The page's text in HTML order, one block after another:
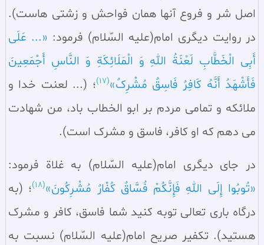
اصل شر و فروع آنها همان فواحش و زشتی‌ هاست).
در روایت دیگری امام(علیه السّلام) فرمود: «... عَلَی
أَبِی الْخَطَّابِ لَعْنَةُ اللهِ وَ الْمَلَائِکَةِ وَ النَّاسِ أَجْمَعِینَ
فَأَشْهَدُ أَنَّهُ کَافِرٌ فَاسِقٌ مُشْرِکٌ»(17)
؛ (... لعنت خدا و
ملائکه و تمامی مردم بر ابو الخطاب باد، من شهادت
می‌ دهم که او کافر، فاسق و مشرک است).
در جای دیگری امام(علیه السّلام) به غلاة فرمود:
«تُوبُوا إِلَی اللهِ فَإِنَّکُمْ فُسَّاقٌ کُفْارٌ مُشْرِکُونَ»(18)
؛ (به
درگاه باری تعالی توبه کنید شما فاسق، کافر و مشرک
هستید). تکفیر صریح امام(علیه السّلام) نسبت به